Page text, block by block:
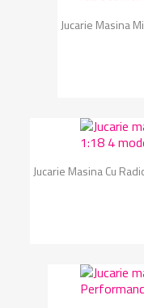
Jucarie Masina
Jucarie Masina Cu